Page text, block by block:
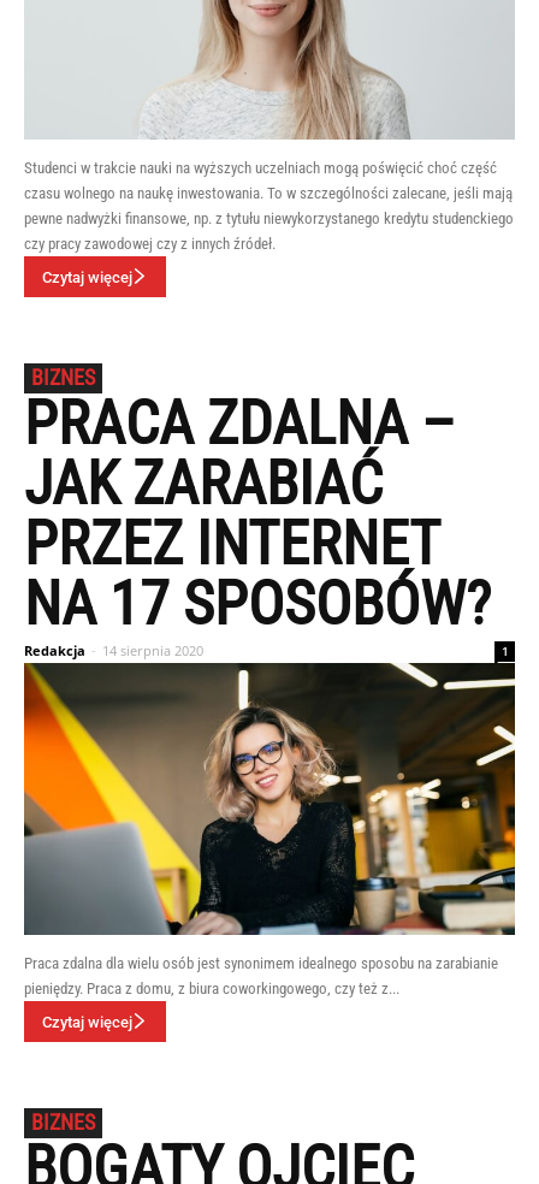
Studenci w trakcie nauki na wyższych uczelniach mogą poświęcić choć część
czasu wolnego na naukę inwestowania. To w szczególności zalecane, jeśli mają
pewne nadwyżki finansowe, np. z tytułu niewykorzystanego kredytu studenckiego
czy pracy zawodowej czy z innych źródeł.
Czytaj więcej
BIZNES
PRACA ZDALNA –
JAK ZARABIAĆ
PRZEZ INTERNET
NA 17 SPOSOBÓW?
Redakcja - 14 sierpnia 2020 1
Praca zdalna dla wielu osób jest synonimem idealnego sposobu na zarabianie
pieniędzy. Praca z domu, z biura coworkingowego, czy też z...
Czytaj więcej
BIZNES
BOGATY OJCIEC